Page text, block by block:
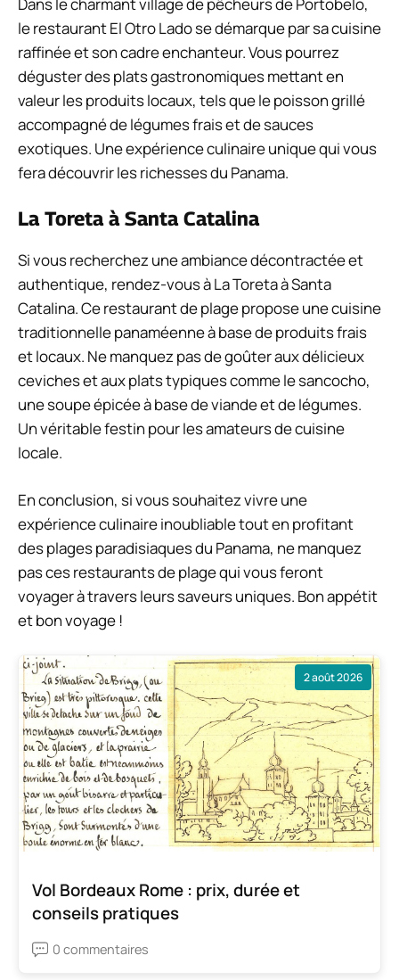
le restaurant El Otro Lado se démarque par sa cuisine
raffinée et son cadre enchanteur. Vous pourrez
déguster des plats gastronomiques mettant en
valeur les produits locaux, tels que le poisson grillé
accompagné de légumes frais et de sauces
exotiques. Une expérience culinaire unique qui vous
fera découvrir les richesses du Panama.
La Toreta à Santa Catalina
Si vous recherchez une ambiance décontractée et
authentique, rendez-vous à La Toreta à Santa
Catalina. Ce restaurant de plage propose une cuisine
traditionnelle panaméenne à base de produits frais
et locaux. Ne manquez pas de goûter aux délicieux
ceviches et aux plats typiques comme le sancocho,
une soupe épicée à base de viande et de légumes.
Un véritable festin pour les amateurs de cuisine
locale.
En conclusion, si vous souhaitez vivre une
expérience culinaire inoubliable tout en profitant
des plages paradisiaques du Panama, ne manquez
pas ces restaurants de plage qui vous feront
voyager à travers leurs saveurs uniques. Bon appétit
et bon voyage !
2 août 2026
Vol Bordeaux Rome : prix, durée et
conseils pratiques
0 commentaires